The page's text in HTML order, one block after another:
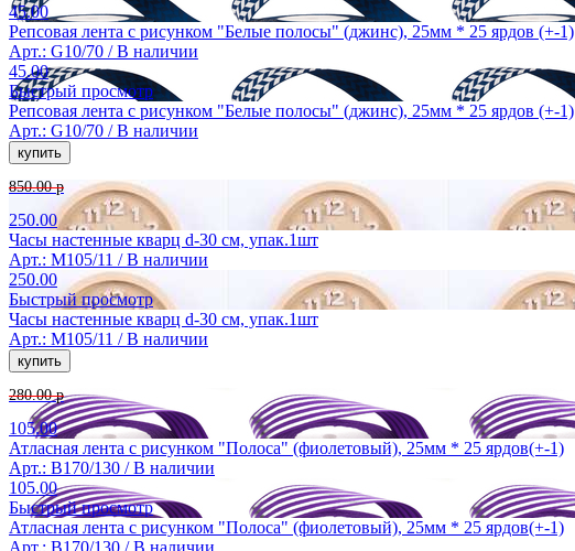
45.00
Репсовая лента с рисунком "Белые полосы" (джинс), 25мм * 25 ярдов (+-1)
Арт.: G10/70 /В наличии
45.00
Быстрый просмотр
Репсовая лента с рисунком "Белые полосы" (джинс), 25мм * 25 ярдов (+-1)
Арт.: G10/70 /В наличии
850.00 р
250.00
Часы настенные кварц d-30 см, упак.1шт
Арт.: M105/11 /В наличии
250.00
Быстрый просмотр
Часы настенные кварц d-30 см, упак.1шт
Арт.: M105/11 /В наличии
280.00 р
105.00
Атласная лента с рисунком "Полоса" (фиолетовый), 25мм * 25 ярдов(+-1)
Арт.: B170/130 /В наличии
105.00
Быстрый просмотр
Атласная лента с рисунком "Полоса" (фиолетовый), 25мм * 25 ярдов(+-1)
Арт.: B170/130 /В наличии